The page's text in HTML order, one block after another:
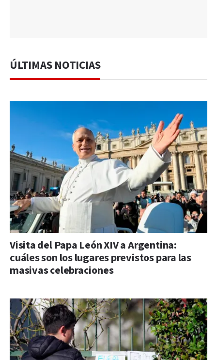
ÚLTIMAS NOTICIAS
Visita del Papa León XIV a Argentina:
cuáles son los lugares previstos para las
masivas celebraciones